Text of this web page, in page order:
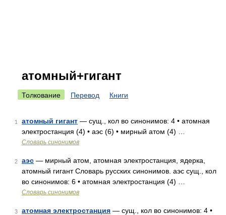
атомный+гигант
Толкование Перевод Книги
1 атомный гигант — сущ., кол во синонимов: 4 • атомная
электростанция (4) • аэс (6) • мирный атом (4) …
Словарь синонимов
2 аэс — мирный атом, атомная электростанция, ядерка,
атомный гигант Словарь русских синонимов. аэс сущ., кол
во синонимов: 6 • атомная электростанция (4) …
Словарь синонимов
3 атомная электростанция — сущ., кол во синонимов: 4 •